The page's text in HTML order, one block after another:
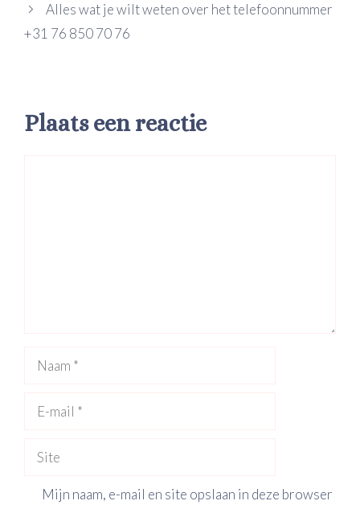
Alles wat je wilt weten over het telefoonnummer
+31 76 850 70 76
Plaats een reactie
mail
Mijn naam, e-mail en site opslaan in deze browser